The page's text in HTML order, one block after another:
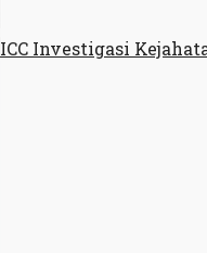
ICC Investigasi